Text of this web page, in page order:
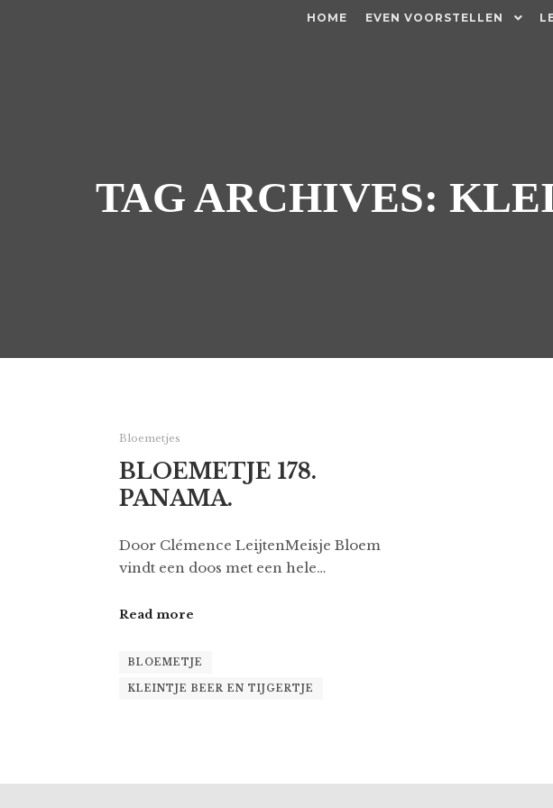
HOME EVEN VOORSTELLEN
TAG ARCHIVES:
Bloemetjes
BLOEMETJE 178.
PANAMA.
Door Clémence LeijtenMeisje Bloem
vindt een doos met een hele…
Read more
BLOEMETJE
KLEINTJE BEER EN TIJGERTJE